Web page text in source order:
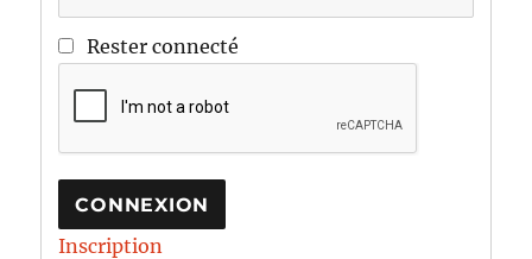
Rester connecté
CONNEXION
Inscription